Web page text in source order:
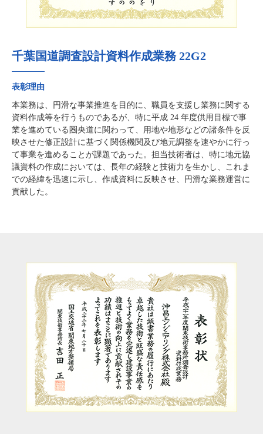
千葉国道調査設計資料作成業務 22G2
表彰理由
本業務は、円滑な事業推進を目的に、職員を支援し業務に関する
資料作成等を行うものであるが、特に平成 24 年度供用目標で事
業を進めている圏央道に関わって、用地や地形などの諸条件を反
映させた修正設計に基づく関係機関及び地元調整を速やかに行っ
て事業を進めることが課題であった。担当技術者は、特に地元協
議資料の作成においては、長年の経験と技術力を生かし、これま
での経緯を迅速に示し、作成資料に反映させ、円滑な業務運営に
貢献した。